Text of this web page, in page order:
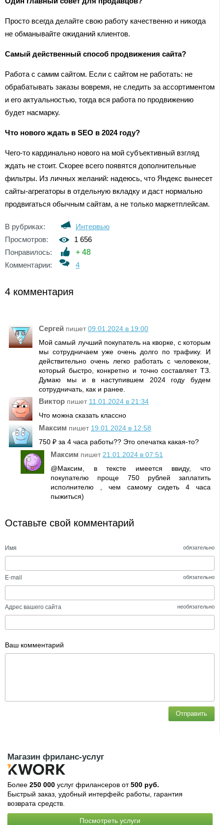
Просто всегда делайте свою работу качественно и никогда
не обманывайте ожиданий клиентов.
Самый действенный способ продвижения сайта?
Работа с самим сайтом. Если с сайтом не работать: не
обрабатывать заказы вовремя, не следить за ассортиментом
и его актуальностью, тогда вся работа по продвижению
будет насмарку.
Что нового ждать в SEO в 2024 году?
Чего-то кардинально нового на мой субъективный взгляд
ждать не стоит. Скорее всего появятся дополнительные
фильтры. Из личных желаний: надеюсь, что Яндекс вынесет
сайты-агрегаторы в отдельную вкладку и даст нормально
продвигаться обычным сайтам, а не только маркетплейсам.
В рубриках:
Интервью
Просмотров:
1 656
Понравилось:
+ 48
Комментарии:
4
4 комментария
Сергей пишет 09.01.2024 в 19:00
Мой самый лучший покупатель на кворке, с которым
мы сотрудничаем уже очень долго по трафику. И
действительно очень легко работать с человеком,
который быстро, конкретно и точно составляет ТЗ.
Думаю мы и в наступившем 2024 году будем
сотрудничать, как и ранее.
Виктор пишет 11.01.2024 в 21:34
Что можна сказать классно
Максим пишет 19.01.2024 в 12:58
750 ₽ за 4 часа работы?? Это опечатка какая-то?
Максим пишет 21.01.2024 в 07:51
@Максим, в тексте имеется ввиду, что
покупателю проще 750 рублей заплатить
исполнителю , чем самому сидеть 4 часа
пыжиться)
Оставьте свой комментарий
Имя обязательно
E-mail обязательно
Адрес вашего сайта необязательно
Ваш комментарий
Отправить
Магазин фриланс-услуг
Более 250 000 услуг фрилансеров от500 руб.
Быстрый заказ, удобный интерфейс работы, гарантия
возврата средств.
Посмотреть услуги